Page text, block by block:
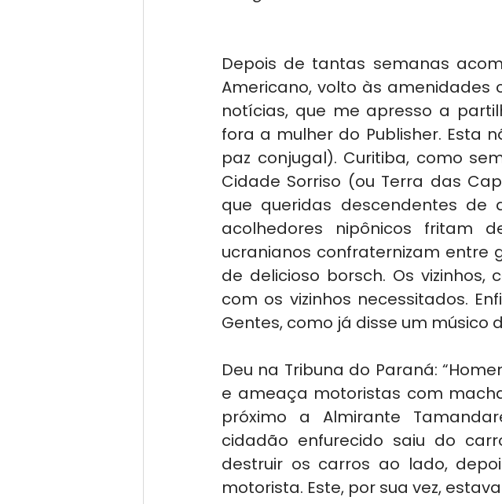
Depois de tantas semanas
Americano, volto às amenidades
notícias, que me apresso a
fora a mulher do Publisher. Esta
paz conjugal). Curitiba, como
Cidade Sorriso (ou Terra das
que queridas descendentes de
acolhedores nipônicos fritam
ucranianos confraternizam entre
de delicioso borsch. Os
com os vizinhos necessitados.
Gentes, como já disse um músico
Deu na Tribuna do Paraná:
e ameaça motoristas com
próximo a Almirante
cidadão enfurecido saiu do
destruir os carros ao lado,
motorista. Este, por sua vez,